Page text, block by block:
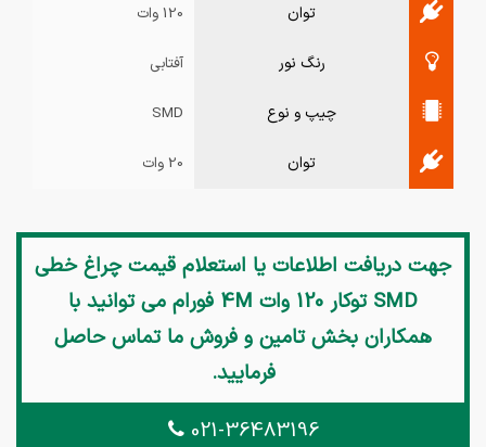
توان 120 وات
رنگ نور آفتابی
چیپ و نوع SMD
توان 20 وات
جهت دریافت اطلاعات یا استعلام قیمتچراغ خطی
SMD توکار 120 وات 4M فورام
می توانید با
همکاران بخش تامین و فروش ما تماس حاصل
فرمایید.
021-36483196